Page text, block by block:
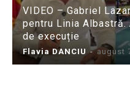
VIDEO – Gabriel
pentru Linia Albastră.
de execuție
Flavia DANCIU - august